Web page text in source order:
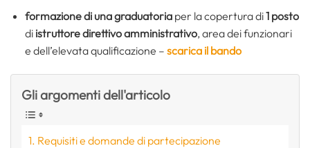
formazione di una graduatoriaper la copertura di1 posto
di istruttore direttivo amministrativo, area dei funzionari
e dell’elevata qualificazione – scarica il bando
Gli argomenti dell'articolo
Requisiti e domande di partecipazione